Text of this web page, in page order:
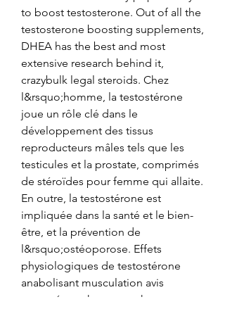
to boost testosterone. Out of all the
testosterone boosting supplements,
DHEA has the best and most
extensive research behind it,
crazybulk legal steroids. Chez
l&rsquo;homme, la testostérone
joue un rôle clé dans le
développement des tissus
reproducteurs mâles tels que les
testicules et la prostate, comprimés
de stéroïdes pour femme qui allaite.
En outre, la testostérone est
impliquée dans la santé et le bien-
être, et la prévention de
l&rsquo;ostéoporose. Effets
physiologiques de testostérone
anabolisant musculation avis
testostérone homme achat tren ace